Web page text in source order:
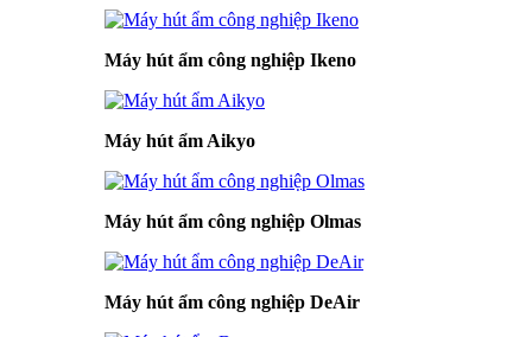
Máy hút ẩm công nghiệp Ikeno
Máy hút ẩm Aikyo
Máy hút ẩm công nghiệp Olmas
Máy hút ẩm công nghiệp DeAir